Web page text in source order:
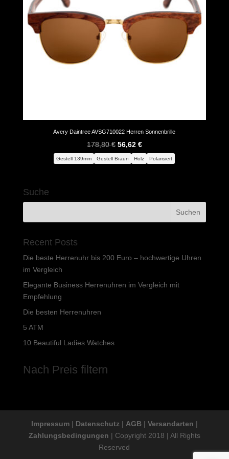
Avery Daintree AVSG710022 Herren Sonnenbrille
178,80€ Ursprünglicher
Preis
56,62 €Aktueller
Preis
Gestell 139mm Gestell Braun Holz Polarisiert
Suche
Recent Posts
Die beste Herrenuhr bis 200 Euro – hochwertige Uhren
im Vergleich
Elegante Business Herrenuhren im Vergleich mit
Empfehlung
Die besten Herrenuhren
5 ATM
10 Beautiful Ladies Watches
Nach Preis filtern
Impressum| Datenschutz | AGB| Versandarten |
Zahlungsbedingungen | Copyright 2018 | All Rights
Reserved